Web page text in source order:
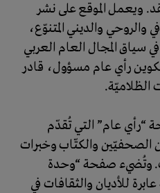
ويعمل الموقع على نشر
والروحي والديني المتنوّع،
سياق المجال العام العربي
رأي عام مسؤول، قادر
الظلاميّة.
“رأي عام” التي تُقدّم
والكتّاب وخبرات
وتُضيء صفحة “وحدة
للأديان والثقافات في